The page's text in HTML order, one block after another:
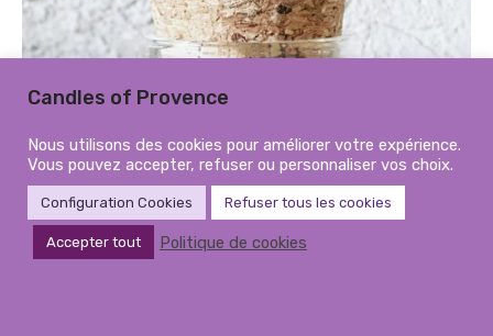
Candles of Provence
Nous utilisons des cookies pour améliorer votre expérience.
Vous pouvez accepter, refuser ou personnaliser vos choix.
Configuration Cookies Refuser tous les cookies
Accepter tout Politique de cookies